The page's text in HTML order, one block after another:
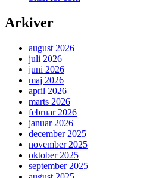
Arkiver
august 2026
juli 2026
juni 2026
maj 2026
april 2026
marts 2026
februar 2026
januar 2026
december 2025
november 2025
oktober 2025
september 2025